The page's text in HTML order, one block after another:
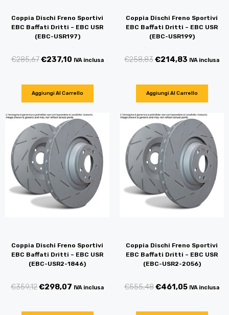
Coppia Dischi Freno Sportivi
EBC Baffati Dritti – EBC USR
(EBC-USR197)
€285,67€237,10 IVA inclusa
Aggiungi Al Carrello
Coppia Dischi Freno Sportivi
EBC Baffati Dritti – EBC USR
(EBC-USR199)
€258,83€214,83 IVA inclusa
Aggiungi Al Carrello
Coppia Dischi Freno Sportivi
EBC Baffati Dritti – EBC USR
(EBC-USR2-1846)
€359,12€298,07 IVA inclusa
Coppia Dischi Freno Sportivi
EBC Baffati Dritti – EBC USR
(EBC-USR2-2056)
€555,48€461,05 IVA inclusa